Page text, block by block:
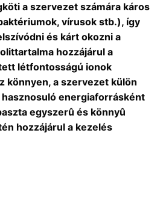
a szervezet számára káros
vírusok stb.), így
és kárt okozni a
hozzájárul a
létfontosságú ionok
könnyen, a szervezet külön
energiaforrásként
egyszerû és könnyû
hozzájárul a kezelés